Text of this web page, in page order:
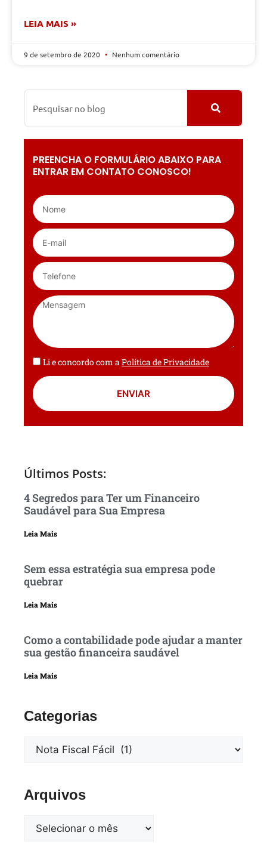
LEIA MAIS »
9 de setembro de 2020 Nenhum comentário
PREENCHA O FORMULÁRIO ABAIXO PARA
ENTRAR EM CONTATO CONOSCO!
Li e concordo com aPolítica de Privacidade
ENVIAR
Últimos Posts:
4 Segredos para Ter um Financeiro
Saudável para Sua Empresa
Leia Mais
Sem essa estratégia sua empresa pode
quebrar
Leia Mais
Como a contabilidade pode ajudar a manter
sua gestão financeira saudável
Leia Mais
Categorias
Arquivos